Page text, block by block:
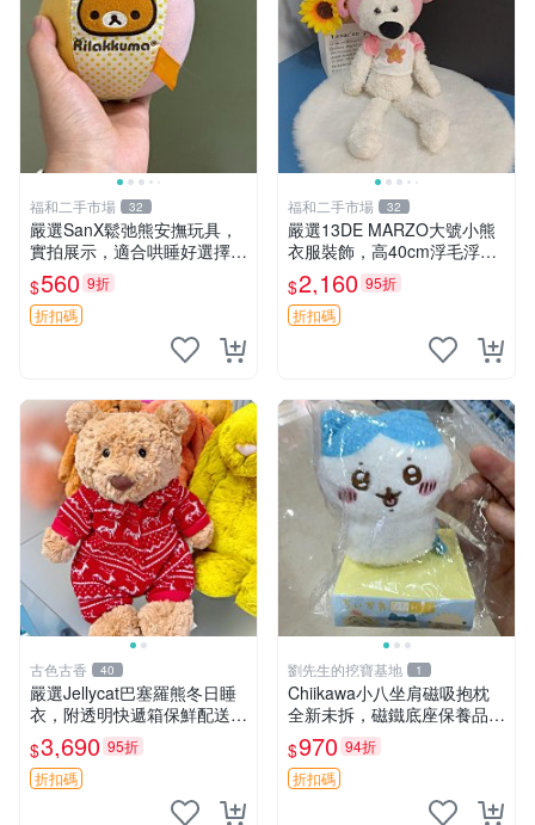
福和二手市場 32
嚴選SanX鬆弛熊安撫玩具，
實拍展示，適合哄睡好選擇
電腦玩具 安撫用品
$560 9折
折扣碼
福和二手市場 32
嚴選13DE MARZO大號小熊
衣服裝飾，高40cm浮毛浮
灰，詳觀後再拍。二手收藏請
珍惜。 13DE MARZO 二手
小熊 衣服裝飾
$2,160 95折
折扣碼
古色古香 40
嚴選Jellycat巴塞羅熊冬日睡
衣，附透明快遞箱保鮮配送，
童趣可愛可收藏 巴塞羅熊 睡
衣 透明袋
$3,690 95折
折扣碼
劉先生的挖寶基地 1
Chiikawa小八坐肩磁吸抱枕
全新未拆，磁鐵底座保養品專
用 磁鐵 磁吸 抱枕
$970 94折
折扣碼